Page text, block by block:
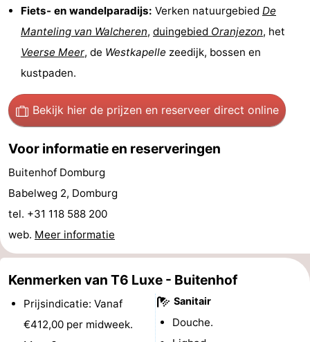
Paardrijden
Golfbanen
Eten
en
drinken
Ringrijden
Mondriaan
Toorop
Evenementen
Praktisch
Forum
Route
Fiets- en wandelparadijs: Verken natuurgebied De
Manteling van Walcheren, duingebied Oranjezon, het
Veerse Meer, de Westkapelle zeedijk, bossen en
kustpaden.
Bekijk hier de prijzen en reserveer direct online
Voor informatie en reserveringen
Buitenhof Domburg
Babelweg 2, Domburg
tel. +31 118 588 200
web. Meer informatie
Kenmerken van T6 Luxe - Buitenhof
Prijsindicatie: Vanaf
€412,00 per midweek.
Sanitair
Douche.